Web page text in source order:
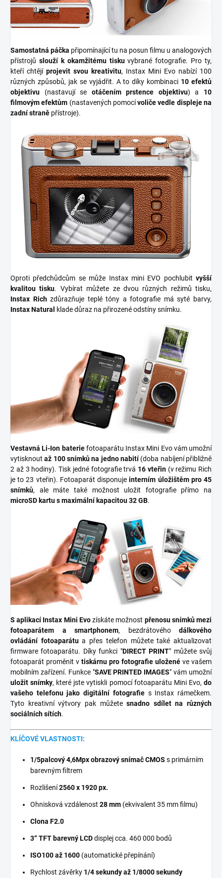
Samostatná páčka připomínající tu na posun filmu u analogových
přístrojů slouží k okamžitému tiskuvybrané fotografie. Pro ty,
kteří chtějí projevit svou kreativitu, Instax Mini Evo nabízí 100
různých způsobů, jak se vyjádřit. A to díky kombinaci 10 efektů
objektivu (nastavují se otáčením prstence objektivu) a 10
filmovým efektům (nastavených pomocívoliče vedle displeje na
zadní straně přístroje).
Oproti předchůdcům se může Instax mini EVO pochlubit vyšší
kvalitou tisku. Vybírat můžete ze dvou různých režimů tisku,
Instax Richzdůrazňuje teplé tóny a fotografie má syté barvy,
Instax Natural
klade důraz na přirozené odstíny snímku.
Vestavná Li-Ion bateriefotoaparátu Instax Mini Evo vám umožní
vytisknoutaž 100 snímků na jedno nabití(doba nabíjení přibližně
2 až 3 hodiny). Tisk jedné fotografie trvá 16 vteřin(v režimu Rich
je to 23 vteřin). Fotoaparát disponujeinterním úložištěm pro 45
snímků, ale máte také možnost uložit fotografie přímo na
microSD kartu s maximální kapacitou 32 GB.
S aplikací Instax Mini Evozískáte možnost přenosu snímků mezi
fotoaparátem a smartphonem, bezdrátového dálkového
ovládání fotoaparátua přes telefon můžete také aktualizovat
firmware fotoaparátu. Díky funkci "DIRECT PRINT" můžete svůj
fotoaparát proměnit v tiskárnu pro fotografie uložené ve vašem
mobilním zařízení. Funkce "SAVE PRINTED IMAGES" vám umožní
uložit snímky, které jste vytiskli pomocí fotoaparátu Mini Evo,do
vašeho telefonu jako digitální fotografies Instax rámečkem.
Tyto kreativní výtvory pak můžetesnadno sdílet na různých
sociálních sítích.
KLÍČOVÉ VLASTNOSTI:
1/5palcový 4,6Mpx obrazový snímač CMOS s primárním
barevným filtrem
Rozlišení2560 x 1920 px.
Ohnisková vzdálenost 28 mm (ekvivalent 35 mm filmu)
Clona F2.0
3“ TFT barevný LCDdisplej cca. 460 000 bodů
ISO100 až 1600 (automatické přepínání)
Rychlost závěrky 1/4 sekundy až 1/8000 sekundy